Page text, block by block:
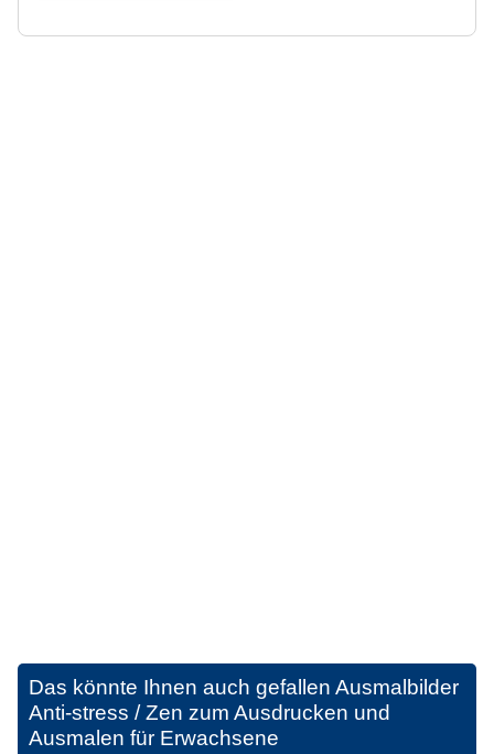
Das könnte Ihnen auch gefallen Ausmalbilder
Anti-stress / Zen zum Ausdrucken und
Ausmalen für Erwachsene